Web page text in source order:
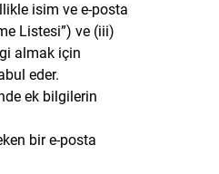
isim ve e-posta
Listesi”) ve (iii)
almak için
eder.
ek bilgilerin
bir e-posta